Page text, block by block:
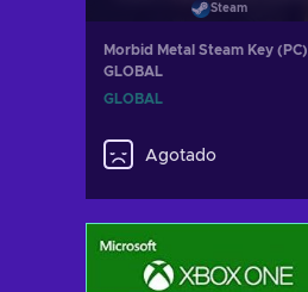
Steam
Morbid Metal Steam Key (PC)
GLOBAL
GLOBAL
Agotado